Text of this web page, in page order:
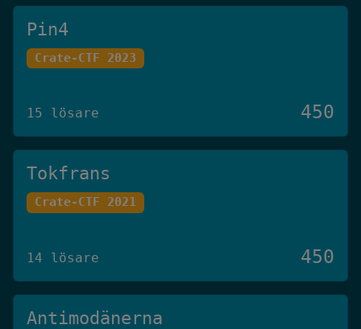
Pin4
Crate-CTF 2023
15 lösare 450
Tokfrans
Crate-CTF 2021
14 lösare 450
Antimodänerna